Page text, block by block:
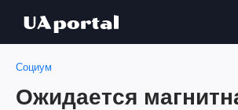
Социум
Ожидается